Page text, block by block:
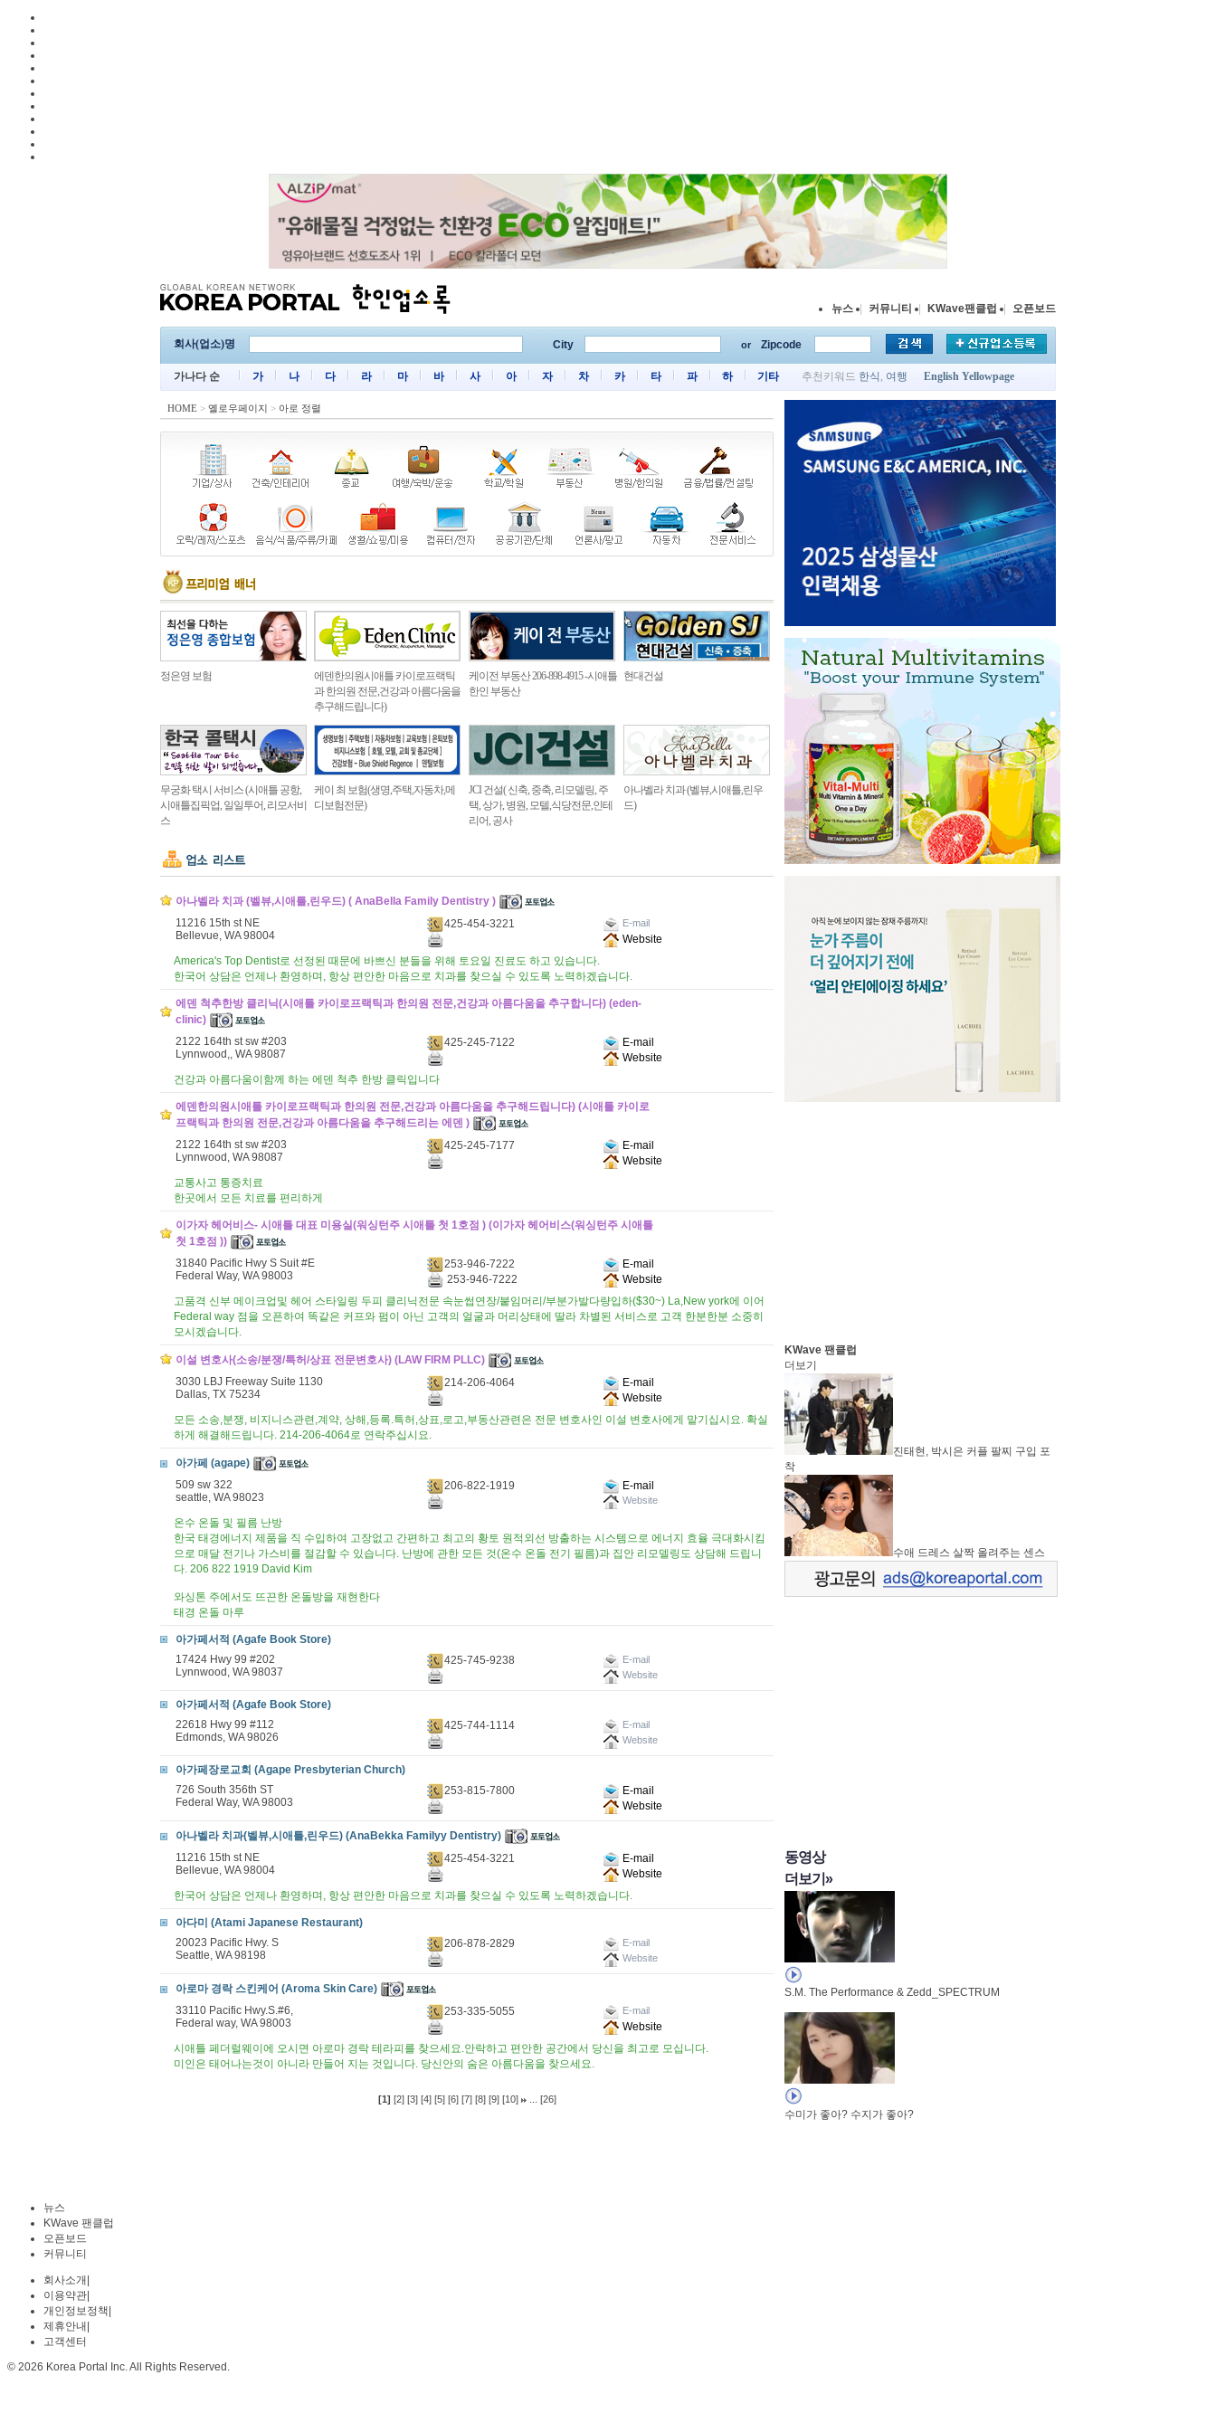
뉴스 커뮤니티 KWave팬클럽 오픈보드
회사(업소)명 City or Zipcode
가나다 순 가 나 다 라 마 바 사 아 자 차 카 타 파 하 기타 추천키워드 한식 , 여행 English Yellowpage
HOME > 옐로우페이지 > 아로 정렬
정은영 보험
에덴한의원시애틀 카이로프랙틱
과 한의원 전문,건강과 아름다움을
추구해드립니다)
케이전 부동산 206-898-4915 -시애틀
한인 부동산
현대건설
무궁화 택시 서비스 (시애틀 공항,
시애틀집픽업, 일일투어, 리모서비
스
케이 최 보험(생명,주택,자동차,메
디보험전문)
JCI 건설( 신축, 중축, 리모델링, 주
택, 상가, 병원, 모텔,식당전문,인테
리어, 공사
아나벨라 치과 (벨뷰,시애틀,린우
드)
아나벨라 치과 (벨뷰,시애틀,린우드) ( AnaBella Family Dentistry )
11216 15th st NE
Bellevue, WA 98004
425-454-3221 E-mail
Website
America's Top Dentist로 선정된 때문에 바쁘신 분들을 위해 토요일 진료도 하고 있습니다.
한국어 상담은 언제나 환영하며, 항상 편안한 마음으로 치과를 찾으실 수 있도록 노력하겠습니다.
에덴 척추한방 클리닉(시애틀 카이로프랙틱과 한의원 전문,건강과 아름다움을 추구합니다) (eden-
clinic)
2122 164th st sw #203
Lynnwood,, WA 98087
425-245-7122
E-mail
Website
건강과 아름다움이함께 하는 에덴 척추 한방 클릭입니다
에덴한의원시애틀 카이로프랙틱과 한의원 전문,건강과 아름다움을 추구해드립니다) (시애틀 카이로
프랙틱과 한의원 전문,건강과 아름다움을 추구해드리는 에덴 )
2122 164th st sw #203
Lynnwood, WA 98087
425-245-7177
E-mail
Website
교통사고 통증치료
한곳에서 모든 치료를 편리하게
이가자 헤어비스- 시애틀 대표 미용실(워싱턴주 시애틀 첫 1호점 ) (이가자 헤어비스(워싱턴주 시애틀
첫 1호점 ))
31840 Pacific Hwy S Suit #E
Federal Way, WA 98003
253-946-7222
E-mail
253-946-7222
Website
고품격 신부 메이크업및 헤어 스타일링 두피 클리닉전문 속눈썹연장/붙임머리/부분가발다량입하($30~) La,New york에 이어
Federal way 점을 오픈하여 똑같은 커프와 펌이 아닌 고객의 얼굴과 머리상태에 딸라 차별된 서비스로 고객 한분한분 소중히
모시겠습니다.
이설 변호사(소송/분쟁/특허/상표 전문변호사) (LAW FIRM PLLC)
3030 LBJ Freeway Suite 1130
Dallas, TX 75234
214-206-4064
E-mail
Website
모든 소송,분쟁, 비지니스관련,계약, 상해,등록.특허,상표,로고,부동산관련은 전문 변호사인 이설 변호사에게 맡기십시요. 확실
하게 해결해드립니다. 214-206-4064로 연락주십시요.
아가페 (agape)
509 sw 322
seattle, WA 98023
206-822-1919 E-mail
Website
온수 온돌 및 필름 난방
한국 태경에너지 제품을 직 수입하여 고장없고 간편하고 최고의 황토 원적외선 방출하는 시스템으로 에너지 효율 극대화시킴
으로 매달 전기나 가스비를 절감할 수 있습니다. 난방에 관한 모든 것(온수 온돌 전기 필름)과 집안 리모델링도 상담해 드립니
다. 206 822 1919 David Kim
와싱톤 주에서도 뜨끈한 온돌방을 재현한다
태경 온돌 마루
아가페서적 (Agafe Book Store)
17424 Hwy 99 #202
Lynnwood, WA 98037
425-745-9238
E-mail
Website
아가페서적 (Agafe Book Store)
22618 Hwy 99 #112
Edmonds, WA 98026
425-744-1114
E-mail
Website
아가페장로교회 (Agape Presbyterian Church)
726 South 356th ST
Federal Way, WA 98003
253-815-7800
E-mail
Website
아나벨라 치과(벨뷰,시애틀,린우드) (AnaBekka Familyy Dentistry)
11216 15th st NE
Bellevue, WA 98004
425-454-3221
E-mail
Website
한국어 상담은 언제나 환영하며, 항상 편안한 마음으로 치과를 찾으실 수 있도록 노력하겠습니다.
아다미 (Atami Japanese Restaurant)
20023 Pacific Hwy. S
Seattle, WA 98198
206-878-2829
E-mail
Website
아로마 경락 스킨케어 (Aroma Skin Care)
33110 Pacific Hwy.S.#6,
Federal way, WA 98003
253-335-5055 E-mail
Website
시애틀 페더럴웨이에 오시면 아로마 경락 테라피를 찾으세요.안락하고 편안한 공간에서 당신을 최고로 모십니다.
미인은 태어나는것이 아니라 만들어 지는 것입니다. 당신안의 숨은 아름다움을 찾으세요.
[1] [2] [3] [4] [5] [6] [7] [8] [9] [10] ... [26]
KWave 팬클럽
더보기
진태현, 박시은 커플 팔찌 구입 포
착
수애 드레스 살짝 올려주는 센스
동영상
더보기»
S.M. The Performance & Zedd_SPECTRUM
수미가 좋아? 수지가 좋아?
뉴스
KWave 팬클럽
오픈보드
커뮤니티
회사소개
이용약관
개인정보정책
제휴안내
고객센터
© 2026 Korea Portal Inc. All Rights Reserved.